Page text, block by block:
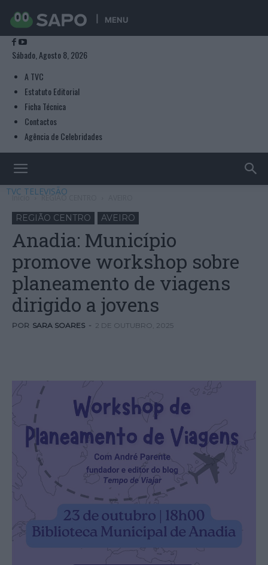
MENU
Sábado, Agosto 8, 2026
A TVC
Estatuto Editorial
Ficha Técnica
Contactos
Agência de Celebridades
TVC TELEVISÃO
Início REGIÃO CENTRO
REGIÃO CENTRO AVEIRO
Anadia: Município
promove workshop sobre
planeamento de viagens
dirigido a jovens
POR SARA SOARES - 2 DE OUTUBRO, 2025